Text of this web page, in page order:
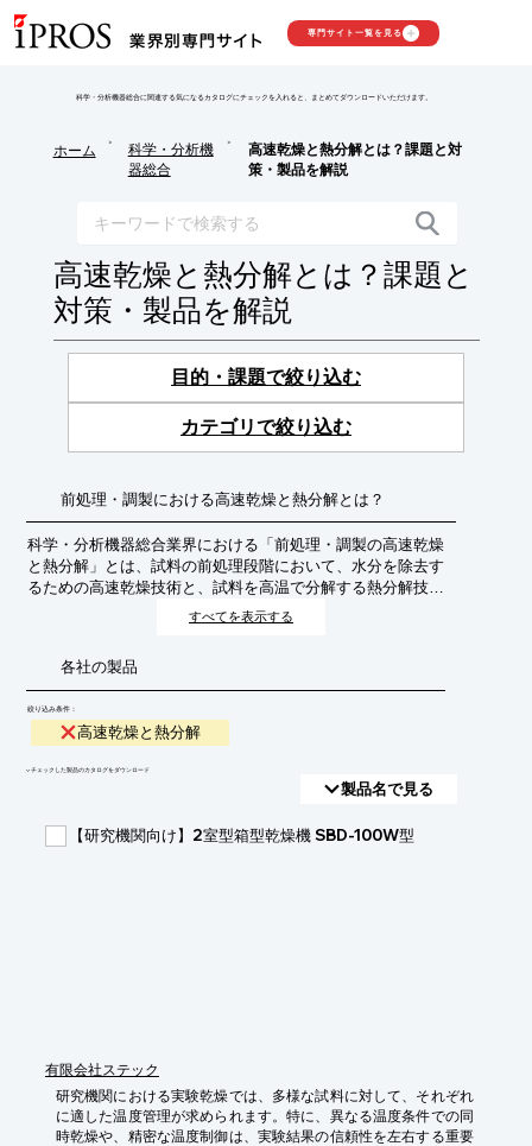
専門サイト一覧を見る
科学・分析機器総合に関連する気になるカタログにチェックを入れると、まとめてダウンロードいただけます。
ホーム
>
科学・分析機
器総合
>
高速乾燥と熱分解とは？課題と対
策・製品を解説
高速乾燥と熱分解とは？課題と
対策・製品を解説
目的・課題で絞り込む
カテゴリで絞り込む
前処理・調製における高速乾燥と熱分解とは？
科学・分析機器総合業界における「前処理・調製の高速乾燥
と熱分解」とは、試料の前処理段階において、水分を除去す
るための高速乾燥技術と、試料を高温で分解する熱分解技術
を組み合わせたプロセスを指します。これにより、分析対象
物質の安定化、不純物の除去、分析感度の向上、そして分析
試料や微量成分の分析において、迅速かつ効率的な前処理を
実現するために不可欠な技術となっています。
すべてを表示する
各社の製品
絞り込み条件：
高速乾燥と熱分解
​▼チェックした製品のカタログをダウンロード
製品名で見る
【研究機関向け】2室型箱型乾燥機 SBD-100W型
有限会社ステック
研究機関における実験乾燥では、多様な試料に対して、それぞれ
に適した温度管理が求められます。特に、異なる温度条件での同
時乾燥や、精密な温度制御は、実験結果の信頼性を左右する重要